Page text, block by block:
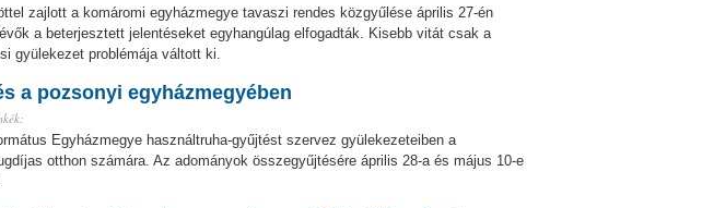
zajlott a komáromi egyházmegye tavaszi rendes közgyűlése április 27-én
a beterjesztett jelentéseket egyhangúlag elfogadták. Kisebb vitát csak a
gyülekezet problémája váltott ki.
a pozsonyi egyházmegyében
Egyházmegye használtruha-gyűjtést szervez gyülekezeteiben a
otthon számára. Az adományok összegyűjtésére április 28-a és május 10-e